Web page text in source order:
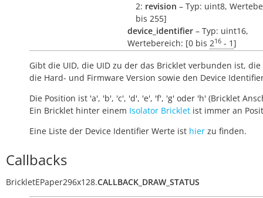
2: revision – Typ: uint8,
bis 255]
device_identifier – Typ: uint16,
Wertebereich: [0 bis 216 - 1]
Gibt die UID, die UID zu der das Bricklet verbunden ist, die
die Hard- und Firmware Version sowie den Device
Die Position ist 'a', 'b', 'c', 'd', 'e', 'f', 'g' oder 'h' (Bricklet
Ein Bricklet hinter einem Isolator Bricklet ist immer an
Eine Liste der Device Identifier Werte ist hier zu finden.
Callbacks
BrickletEPaper296x128.CALLBACK_DRAW_STATUS